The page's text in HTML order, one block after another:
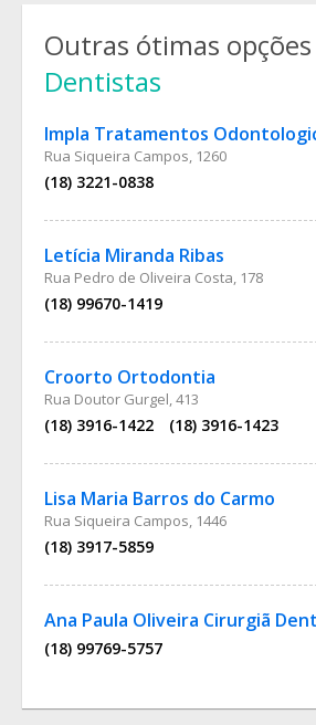
Outras ótimas
Dentistas
Impla Tratamentos
Rua Siqueira Campos, 1260
(18) 3221-0838
Letícia Miranda Ribas
Rua Pedro de Oliveira Costa, 178
(18) 99670-1419
Croorto Ortodontia
Rua Doutor Gurgel, 413
(18) 3916-1422 (18) 3916-1423
Lisa Maria Barros do Carmo
Rua Siqueira Campos, 1446
(18) 3917-5859
Ana Paula Oliveira Cirurgiã
(18) 99769-5757